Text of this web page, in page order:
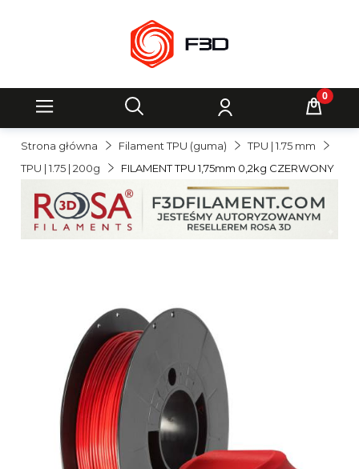
Strona główna Filament TPU (guma)
TPU | 1.75 mm
TPU | 1.75 | 200g
FILAMENT TPU 1,75mm 0,2kg CZERWONY